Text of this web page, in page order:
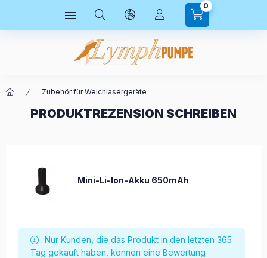
0
Zubehör für Weichlasergeräte
PRODUKTREZENSION SCHREIBEN
Mini-Li-Ion-Akku 650mAh
Nur Kunden, die das Produkt in den letzten 365
Tag gekauft haben, können eine Bewertung